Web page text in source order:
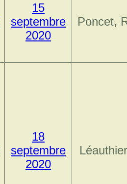
15
septembre
2020
Poncet,
18
septembre
2020